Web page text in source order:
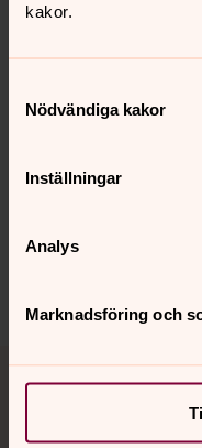
kakor.
Nödvändiga kakor
Inställningar
Analys
Marknadsföring och
Kyrkoråd 2024.01.17
Senast ändrad 6 juli 2026
innehåll?
Dela